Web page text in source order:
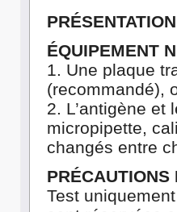
ÉQUIPEMENT
1. Une plaque
(recommandé),
2. L’antigène et
micropipette,
changés entre
PRÉCAUTIONS
Test